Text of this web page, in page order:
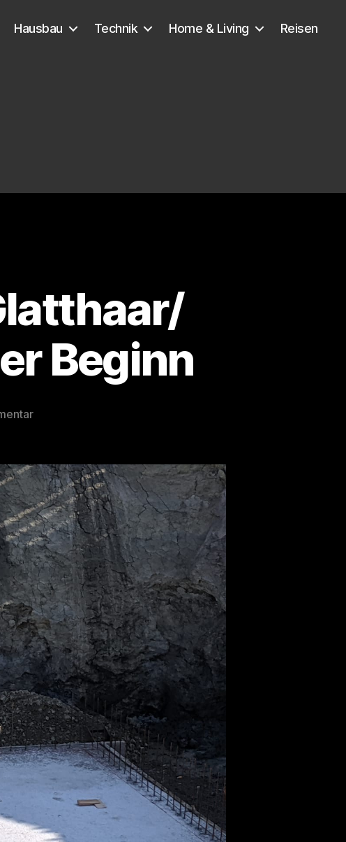
Hausbau Technik Home & Living Reisen
Beginn
zu
(Glatthaar/
DFH
OKAL)-
Miserabler
Beginn